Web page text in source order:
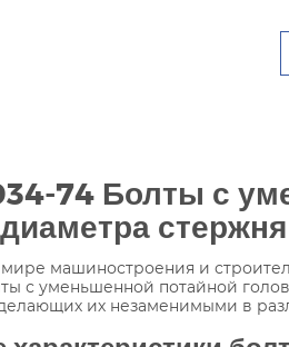
74 Болты с
машиностроения и
с уменьшенной потайной
их незаменимыми в